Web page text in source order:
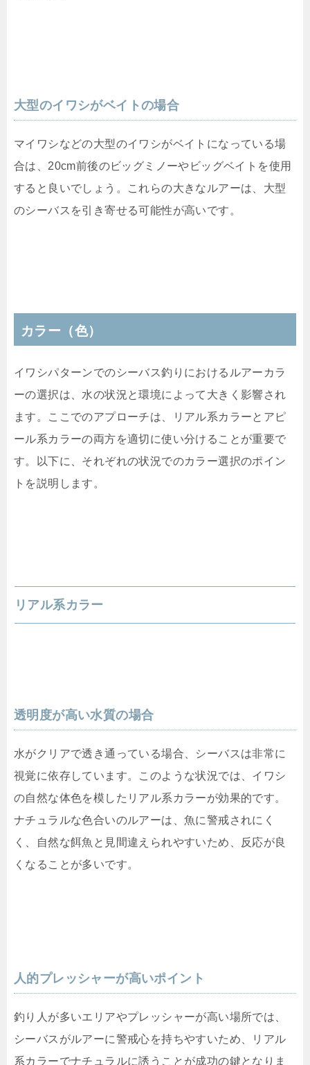
大型のイワシがベイトの場合
マイワシなどの大型のイワシがベイトになっている場
合は、20cm前後のビッグミノーやビッグベイトを使用
すると良いでしょう。これらの大きなルアーは、大型
のシーバスを引き寄せる可能性が高いです。
カラー（色）
イワシパターンでのシーバス釣りにおけるルアーカラ
ーの選択は、水の状況と環境によって大きく影響され
ます。ここでのアプローチは、リアル系カラーとアピ
ール系カラーの両方を適切に使い分けることが重要で
す。以下に、それぞれの状況でのカラー選択のポイン
トを説明します。
リアル系カラー
透明度が高い水質の場合
水がクリアで透き通っている場合、シーバスは非常に
視覚に依存しています。このような状況では、イワシ
の自然な体色を模したリアル系カラーが効果的です。
ナチュラルな色合いのルアーは、魚に警戒されにく
く、自然な餌魚と見間違えられやすいため、反応が良
くなることが多いです。
人的プレッシャーが高いポイント
釣り人が多いエリアやプレッシャーが高い場所では、
シーバスがルアーに警戒心を持ちやすいため、リアル
系カラーでナチュラルに誘うことが成功の鍵となりま